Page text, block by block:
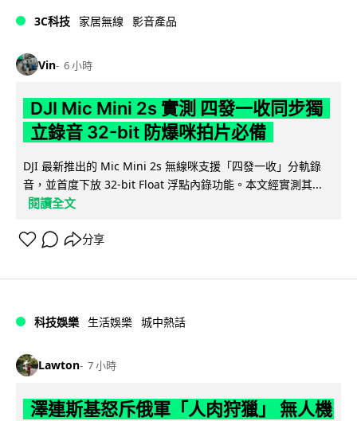
3C科技 家居無線 影音產品
Vin 6 小時
DJI Mic Mini 2s 實測 四發一收同步獨
立錄音 32-bit 防爆咪拍片必備
DJI 最新推出的 Mic Mini 2s 無線咪支援「四發一收」分軌錄
音，並首度下放 32-bit Float 浮點內錄功能。本文經實測其...
閱讀全文
分享
科技娛樂 生活娛樂 城中熱話
Lawton 7 小時
澤連斯基怒斥俄軍「人肉狩獵」 無人機